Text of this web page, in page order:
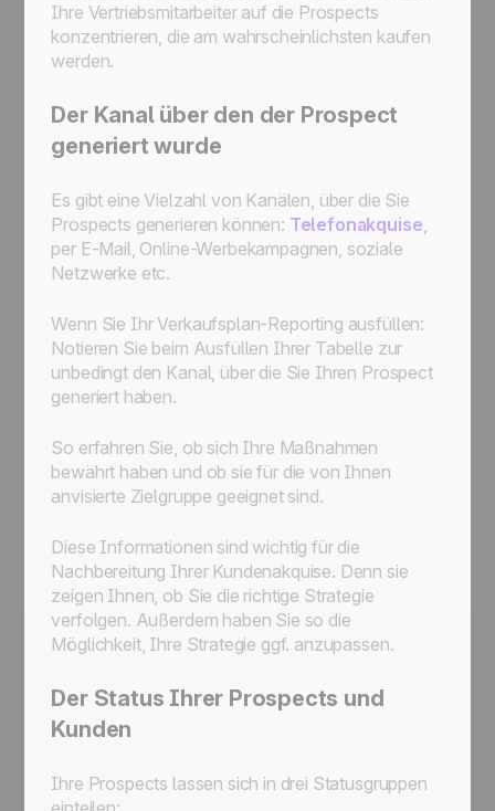
Ihre Vertriebsmitarbeiter auf die Prospects
konzentrieren, die am wahrscheinlichsten kaufen
werden.
Der Kanal über den der Prospect
generiert wurde
Es gibt eine Vielzahl von Kanälen, über die Sie
Prospects generieren können: Telefonakquise,
per E-Mail, Online-Werbekampagnen, soziale
Netzwerke etc.
Wenn Sie Ihr Verkaufsplan-Reporting ausfüllen:
Notieren Sie beim Ausfüllen Ihrer Tabelle zur
unbedingt den Kanal, über die Sie Ihren Prospect
generiert haben.
So erfahren Sie, ob sich Ihre Maßnahmen
bewährt haben und ob sie für die von Ihnen
anvisierte Zielgruppe geeignet sind.
Diese Informationen sind wichtig für die
Nachbereitung Ihrer Kundenakquise. Denn sie
zeigen Ihnen, ob Sie die richtige Strategie
verfolgen. Außerdem haben Sie so die
Möglichkeit, Ihre Strategie ggf. anzupassen.
Der Status Ihrer Prospects und
Kunden
Ihre Prospects lassen sich in drei Statusgruppen